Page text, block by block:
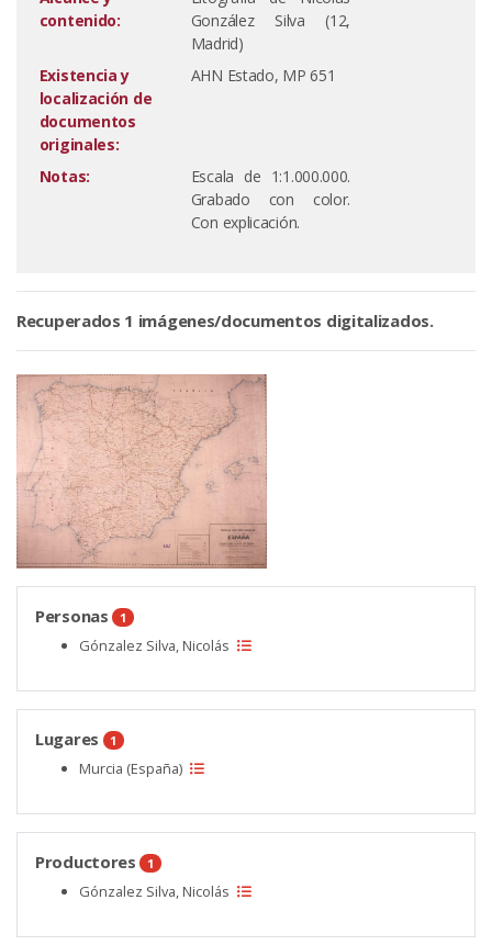
contenido:
González Silva (12,
Madrid)
Existencia y
localización de
documentos
originales:
AHN Estado, MP 651
Notas:
Escala de 1:1.000.000.
Grabado con color.
Con explicación.
Recuperados 1 imágenes/documentos digitalizados.
Personas 1
Gónzalez Silva, Nicolás
Lugares 1
Murcia (España)
Productores 1
Gónzalez Silva, Nicolás